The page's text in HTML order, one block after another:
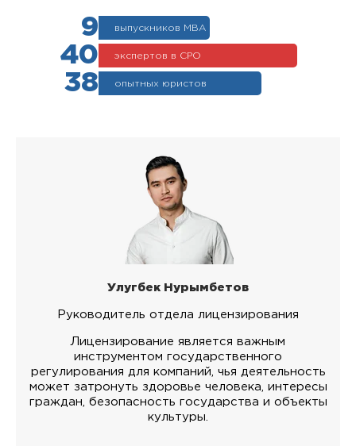
9 выпускников МВА
40 экспертов в СРО
38 опытных юристов
Улугбек Нурымбетов
Руководитель отдела лицензирования
Лицензирование является важным
инструментом государственного
регулирования для компаний, чья деятельность
может затронуть здоровье человека, интересы
граждан, безопасность государства и объекты
культуры.